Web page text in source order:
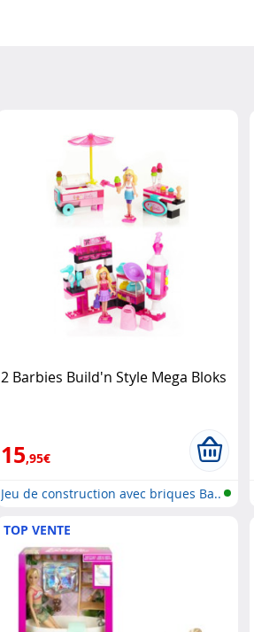
2 Barbies Build'n Style Mega Bloks
15,95€
Jeu de construction avec briques Ba..
TOP VENTE